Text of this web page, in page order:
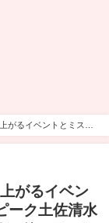
がるイベントとミスす
peak/ランドステーシ
がるイベン
ーク土佐清水